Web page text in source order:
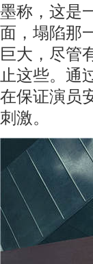
墨称，这是
面，塌陷那
巨大，尽管
止这些。通
在保证演员
刺激。